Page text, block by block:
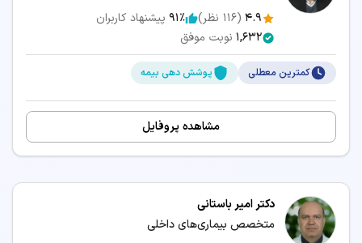
4.9
(
116 نظر) 91٪ پیشنهاد کاربران
1,632 نوبت موفق
کمترین معطلی پوشش دهی بیمه
مشاهده پروفایل
دکتر امیر باستانی
متخصص بیماری‌های داخلی